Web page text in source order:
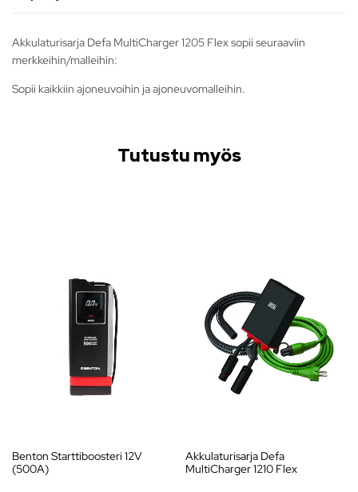
Akkulaturisarja Defa MultiCharger 1205 Flex sopii seuraaviin
merkkeihin/malleihin:
Sopii kaikkiin ajoneuvoihin ja ajoneuvomalleihin.
Tutustu myös
Benton Starttiboosteri 12V
(500A)
Akkulaturisarja Defa
MultiCharger 1210 Flex